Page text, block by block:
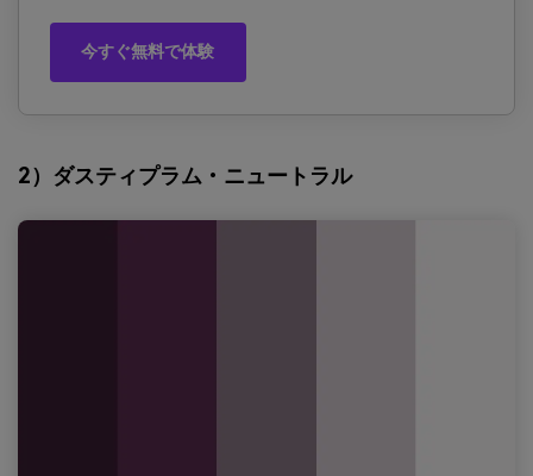
今すぐ無料で体験
2）ダスティプラム・ニュートラル